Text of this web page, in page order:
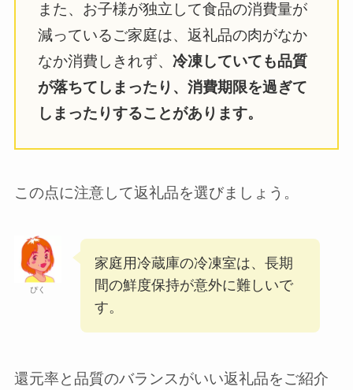
また、お子様が独立して食品の消費量が
減っているご家庭は、返礼品の肉がなか
なか消費しきれず、冷凍していても品質
が落ちてしまったり、消費期限を過ぎて
しまったりすることがあります。
この点に注意して返礼品を選びましょう。
ぴく
家庭用冷蔵庫の冷凍室は、長期
間の鮮度保持が意外に難しいで
す。
還元率と品質のバランスがいい返礼品をご紹介